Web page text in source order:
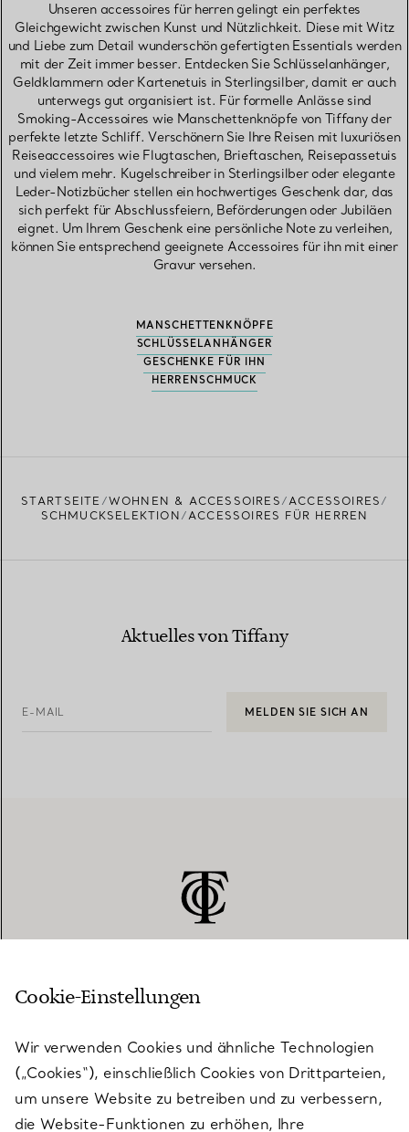
Unseren accessoires für herren gelingt ein perfektes
Gleichgewicht zwischen Kunst und Nützlichkeit. Diese mit Witz
und Liebe zum Detail wunderschön gefertigten Essentials werden
mit der Zeit immer besser. Entdecken Sie Schlüsselanhänger,
Geldklammern oder Kartenetuis in Sterlingsilber, damit er auch
unterwegs gut organisiert ist. Für formelle Anlässe sind
Smoking-Accessoires wie Manschettenknöpfe von Tiffany der
perfekte letzte Schliff. Verschönern Sie Ihre Reisen mit luxuriösen
Reiseaccessoires wie Flugtaschen, Brieftaschen, Reisepassetuis
und vielem mehr. Kugelschreiber in Sterlingsilber oder elegante
Leder-Notizbücher stellen ein hochwertiges Geschenk dar, das
sich perfekt für Abschlussfeiern, Beförderungen oder Jubiläen
eignet. Um Ihrem Geschenk eine persönliche Note zu verleihen,
können Sie entsprechend geeignete Accessoires für ihn mit einer
Gravur versehen.
MANSCHETTENKNÖPFE
SCHLÜSSELANHÄNGER
GESCHENKE FÜR IHN
HERRENSCHMUCK
STARTSEITE WOHNEN & ACCESSOIRES
ACCESSOIRES
SCHMUCKSELEKTION
ACCESSOIRES FÜR HERREN
Aktuelles von Tiffany
E-MAIL MELDEN SIE SICH AN
KUNDENSERVICE
SERVICES
Cookie-Einstellungen
Wir verwenden Cookies und ähnliche Technologien
(„Cookies“), einschließlich Cookies von Drittparteien,
um unsere Website zu betreiben und zu verbessern,
die Website-Funktionen zu erhöhen, Ihre